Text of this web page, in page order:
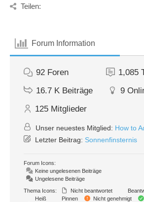
Teilen:
Forum Information
92 Foren 1,085
16.7 K Beiträge 9
125 Mitglieder
Unser neuestes Mitglied: How to
Letzter Beitrag: Sonnenfinsternis
Forum Icons:
Keine ungelesenen Beiträge
Ungelesene Beiträge
Thema Icons:
Nicht beantwortet
Heiß
Pinnen Nicht genehmigt